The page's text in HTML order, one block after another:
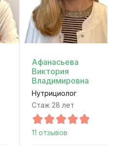
Афанасьева
Виктория
Владимировна
Нутрициолог
Стаж 28 лет
11 отзывов